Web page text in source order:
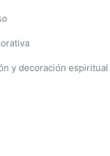
y decoración espiritual